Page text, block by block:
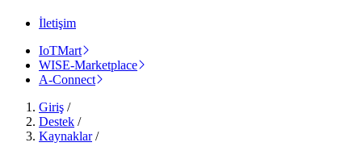
İletişim
IoTMart
WISE-Marketplace
A-Connect
Giriş /
Destek /
Kaynaklar/